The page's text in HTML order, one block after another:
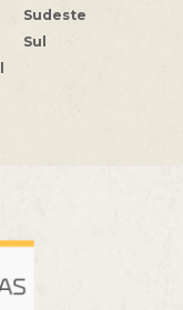
Sudeste
Sul